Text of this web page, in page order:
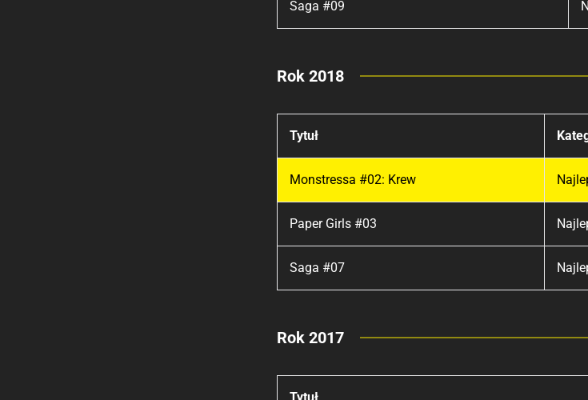
Saga #09
Rok 2018
Tytuł
Monstressa #02: Krew
Paper Girls #03
Saga #07
Rok 2017